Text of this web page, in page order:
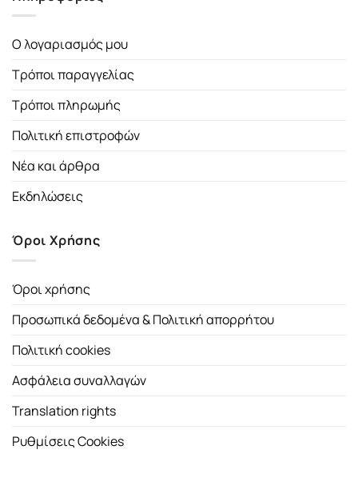
Ο λογαριασμός μου
Τρόποι παραγγελίας
Τρόποι πληρωμής
Πολιτική επιστροφών
Νέα και άρθρα
Εκδηλώσεις
Όροι Χρήσης
Όροι χρήσης
Προσωπικά δεδομένα & Πολιτική απορρήτου
Πολιτική cookies
Ασφάλεια συναλλαγών
Translation rights
Ρυθμίσεις Cookies